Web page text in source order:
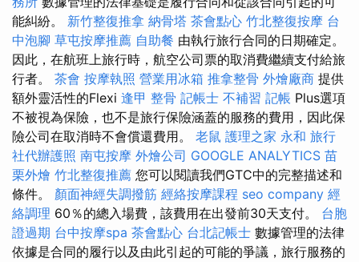
能糾紛。 新竹整復推拿 納骨塔 茶會點心 竹北整復按摩 台
中泡腳 草屯按摩推薦 自助餐 由執行旅行合同的日期確定。
因此，在航班上旅行時，航空公司票的取消費繼續支付給旅
行者。 茶會 按摩執照 營業用冰箱 推拿整骨 外燴廠商 提供
額外靈活性的Flexi 逢甲 整骨 記帳士 不補習 記帳 Plus選項
不被視為保險，也不是旅行保險涵蓋的服務的費用，因此保
險公司在取消時不會償還費用。 老鼠 護理之家 永和 旅行
社代辦護照 南屯按摩 外燴公司 GOOGLE ANALYTICS 苗
栗外燴 竹北整復推薦 您可以閱讀我們GTC中的完整描述和
條件。 顏面神經失調撥筋 經絡按摩課程 seo company 經
絡調理 60％的總入場費，該費用在出發前30天支付。 台胞
證過期 台中按摩spa 茶會點心 台北記帳士 數據管理的法律
依據是合同的履行以及由此引起的可能的爭議，旅行服務的